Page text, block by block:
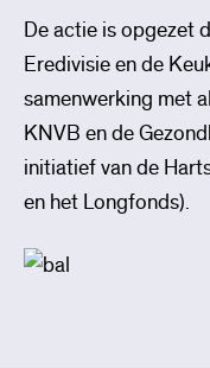
De actie is opgezet
Eredivisie en de
samenwerking met
KNVB en de
initiatief van de
en het Longfonds).